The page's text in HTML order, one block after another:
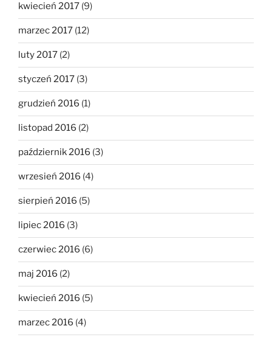
kwiecień 2017 (9)
marzec 2017 (12)
luty 2017 (2)
styczeń 2017 (3)
grudzień 2016 (1)
listopad 2016 (2)
październik 2016 (3)
wrzesień 2016 (4)
sierpień 2016 (5)
lipiec 2016 (3)
czerwiec 2016 (6)
maj 2016 (2)
kwiecień 2016 (5)
marzec 2016 (4)